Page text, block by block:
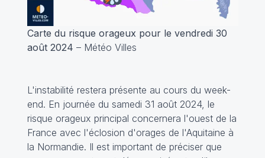
Carte du risque orageux pour le vendredi 30
août 2024 – Météo Villes
L'instabilité restera présente au cours du week-
end. En journée du samedi 31 août 2024, le
risque orageux principal concernera l'ouest de la
France avec l'éclosion d'orages de l'Aquitaine à
la Normandie. Il est important de préciser que